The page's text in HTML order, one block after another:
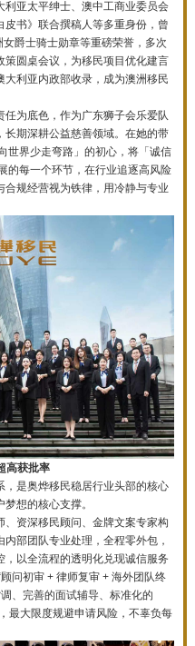
亚太平绅士、澳中工商业委员会
书》联合撰稿人等多重身份，曾
爵士骑士勋章等重磅荣誉，多次
圆桌会议，为移民项目优化建言
利亚内政部收录，成为澳洲移民
为底色，作为广东狮子会乐爱队
期深耕公益慈善领域。在她的带
世界少走弯路」的初心，将「诚信
的每一个环节，在行业追逐高风险
规经营视为铁律，用冷静与专业
高获批率
是奥烨移民稳居行业头部的核心
想的核心支撑。
资深移民顾问、金牌文案专家构
部团队专业处理，全程零外包，
以全流程的透明化兑现诚信服务
问初审 + 律师复审 + 海外团队终
、完善的面试辅导、标准化的
最大限度规避申请风险，不辜负每